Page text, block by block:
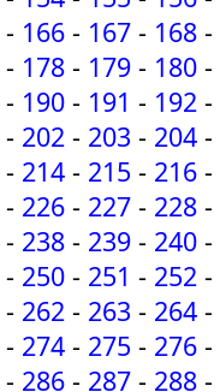
- 166 - 167 - 168 -
- 178 - 179 - 180 -
- 190 - 191 - 192 -
- 202 - 203 - 204 -
- 214 - 215 - 216 -
- 226 - 227 - 228 -
- 238 - 239 - 240 -
- 250 - 251 - 252 -
- 262 - 263 - 264 -
- 274 - 275 - 276 -
- 286 - 287 - 288 -